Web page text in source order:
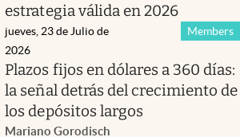
estrategia válida en 2026
Members
jueves, 23 de Julio de
2026
Plazos fijos en dólares a 360 días:
la señal detrás del crecimiento de
los depósitos largos
Mariano Gorodisch